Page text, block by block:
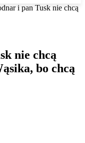
i pan Tusk nie chcą
nie chcą
bo chcą